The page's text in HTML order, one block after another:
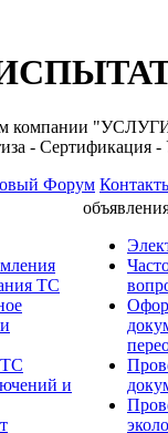
компании
- Сертификация -
Форум
ТС
ТС
и